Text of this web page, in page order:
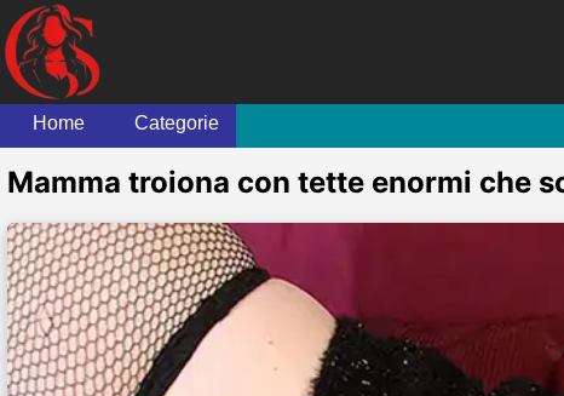
Home Categorie
Mamma troiona con tette enormi che